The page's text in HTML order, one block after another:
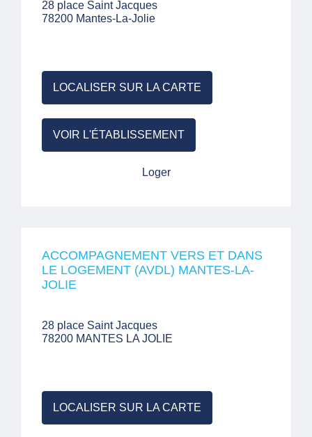
28 place Saint Jacques
78200 Mantes-La-Jolie
LOCALISER SUR LA CARTE
VOIR L'ÉTABLISSEMENT
Loger
ACCOMPAGNEMENT VERS ET DANS
LE LOGEMENT (AVDL) MANTES-LA-
JOLIE
28 place Saint Jacques
78200 MANTES LA JOLIE
LOCALISER SUR LA CARTE